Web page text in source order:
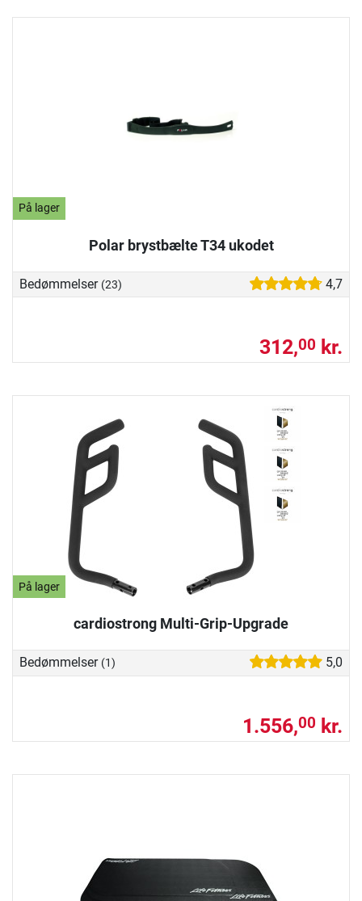
På lager
Polar brystbælte T34 ukodet
Bedømmelser (23) 4,7
312,00 kr.
På lager
cardiostrong Multi-Grip-Upgrade
Bedømmelser (1) 5,0
1.556,00 kr.